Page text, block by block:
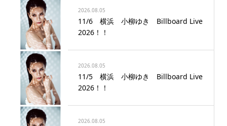
2026.08.05
11/6 横浜 小柳ゆき Billboard Live
2026！！
2026.08.05
11/5 横浜 小柳ゆき Billboard Live
2026！！
2026.08.05